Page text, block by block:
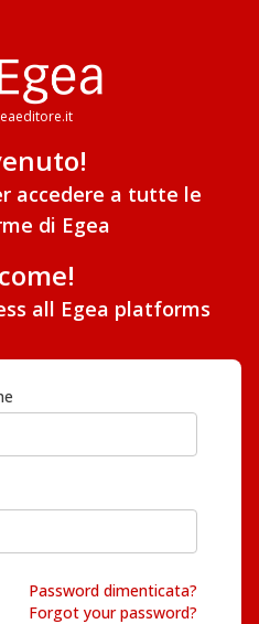
accedere a tutte le
di Egea
all Egea platforms
Password dimenticata?
Forgot your password?